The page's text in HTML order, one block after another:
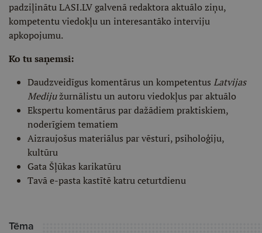
padziļinātu LASI.LV galvenā redaktora aktuālo ziņu,
kompetentu viedokļu un interesantāko interviju
apkopojumu.
Ko tu saņemsi:
Daudzveidīgus komentārus un kompetentus Latvijas
Medijužurnālistu un autoru viedokļus par aktuālo
Ekspertu komentārus par dažādiem praktiskiem,
noderīgiem tematiem
Aizraujošus materiālus par vēsturi, psiholoģiju,
kultūru
Gata Šļūkas karikatūru
Tavā e-pasta kastītē katru ceturtdienu
Tēma